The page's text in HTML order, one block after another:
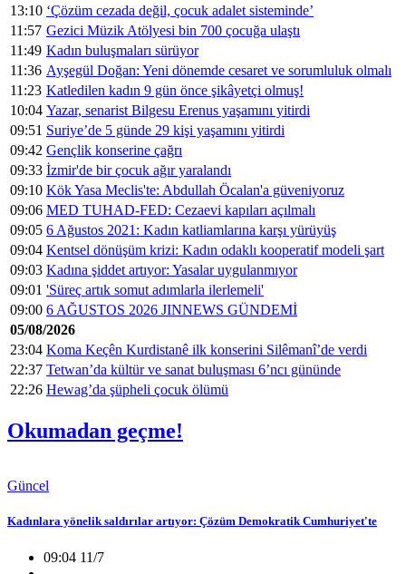
13:10 ‘Çözüm cezada değil, çocuk adalet sisteminde’
11:57 Gezici Müzik Atölyesi bin 700 çocuğa ulaştı
11:49 Kadın buluşmaları sürüyor
11:36 Ayşegül Doğan: Yeni dönemde cesaret ve sorumluluk olmalı
11:23 Katledilen kadın 9 gün önce şikâyetçi olmuş!
10:04 Yazar, senarist Bilgesu Erenus yaşamını yitirdi
09:51 Suriye’de 5 günde 29 kişi yaşamını yitirdi
09:42 Gençlik konserine çağrı
09:33 İzmir'de bir çocuk ağır yaralandı
09:10 Kök Yasa Meclis'te: Abdullah Öcalan'a güveniyoruz
09:06 MED TUHAD-FED: Cezaevi kapıları açılmalı
09:05 6 Ağustos 2021: Kadın katliamlarına karşı yürüyüş
09:04 Kentsel dönüşüm krizi: Kadın odaklı kooperatif modeli şart
09:03 Kadına şiddet artıyor: Yasalar uygulanmıyor
09:01 'Süreç artık somut adımlarla ilerlemeli'
09:00 6 AĞUSTOS 2026 JINNEWS GÜNDEMİ
05/08/2026
23:04 Koma Keçên Kurdistanê ilk konserini Silêmanî’de verdi
22:37 Tetwan’da kültür ve sanat buluşması 6’ncı gününde
22:26 Hewag’da şüpheli çocuk ölümü
Okumadan geçme!
Güncel
Kadınlara yönelik saldırılar artıyor: Çözüm Demokratik Cumhuriyet'te
09:04 11/7